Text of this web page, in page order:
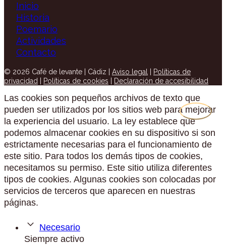
Inicio
Historia
Poemario
Actividades
Contacto
© 2026 Café de levante | Cádiz | Aviso legal
Políticas de
privacidad
Políticas de cookies Declaración de accesibilidad
Las cookies son pequeños archivos de texto que
pueden ser utilizados por los sitios web para mejorar
la experiencia del usuario. La ley establece que
podemos almacenar cookies en su dispositivo si son
estrictamente necesarias para el funcionamiento de
este sitio. Para todos los demás tipos de cookies,
necesitamos su permiso. Este sitio utiliza diferentes
tipos de cookies. Algunas cookies son colocadas por
servicios de terceros que aparecen en nuestras
páginas.
Necesario
Siempre activo